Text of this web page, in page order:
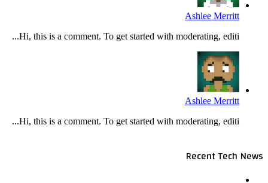
Ashlee Merritt
Hi, this is a comment. To get started with moderating, editi...
Ashlee Merritt
Hi, this is a comment. To get started with moderating, editi...
Recent Tech News